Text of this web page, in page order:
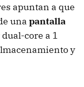
apuntan a que
una pantalla
core a 1
y